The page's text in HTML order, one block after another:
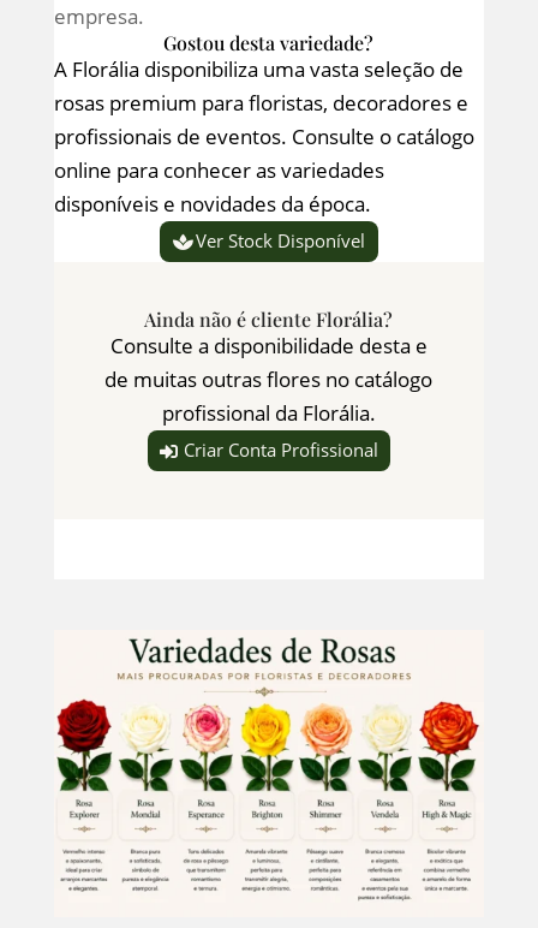
empresa.
Gostou desta variedade?
A Florália disponibiliza uma vasta seleção de
rosas premium para floristas, decoradores e
profissionais de eventos. Consulte o catálogo
online para conhecer as variedades
disponíveis e novidades da época.
Ver Stock Disponível
Ainda não é cliente Florália?
Consulte a disponibilidade desta e
de muitas outras flores no catálogo
profissional da Florália.
Criar Conta Profissional